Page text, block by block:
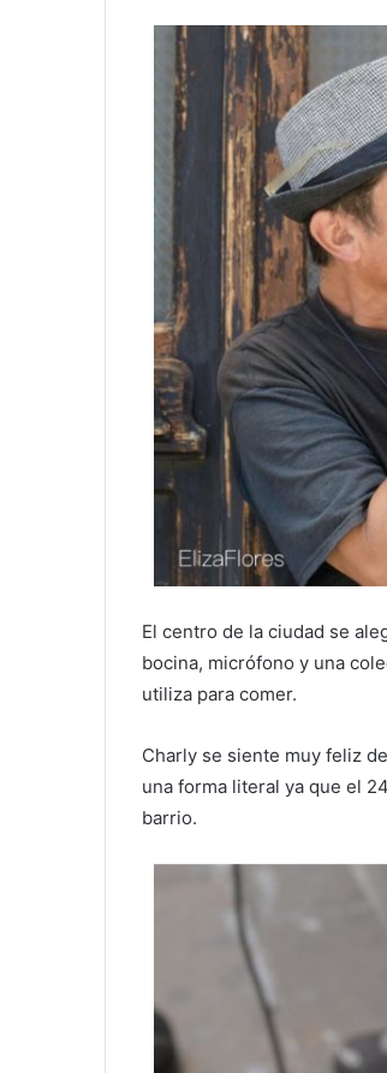
El centro de la ciudad se
bocina, micrófono y una
utiliza para comer.
Charly se siente muy feliz
una forma literal ya que el
barrio.